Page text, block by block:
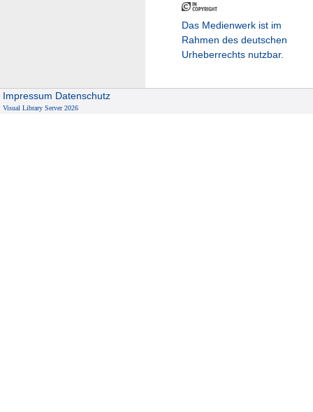
Das Medienwerk ist im
Rahmen des deutschen
Urheberrechts nutzbar.
Impressum Datenschutz
Visual Library Server 2026